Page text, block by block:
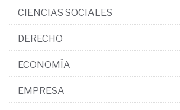
CIENCIAS SOCIALES
DERECHO
ECONOMÍA
EMPRESA